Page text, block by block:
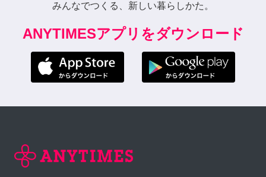
みんなでつくる、新しい暮らしかた。
ANYTIMESアプリをダウンロード